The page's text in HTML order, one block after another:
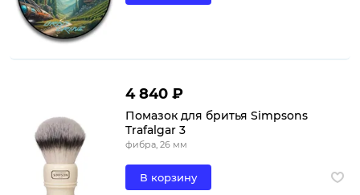
4 840 ₽
Помазок для бритья Simpsons
Trafalgar 3
фибра, 26 мм
В корзину